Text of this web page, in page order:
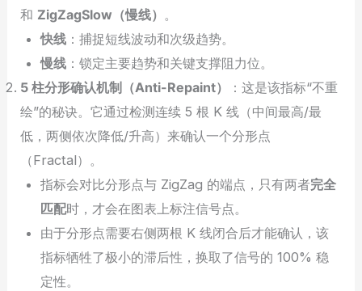
和 ZigZagSlow（慢线） 。
快线：捕捉短线波动和次级趋势。
慢线：锁定主要趋势和关键支撑阻力位。
5 柱分形确认机制（Anti-Repaint）
：这是该指标“不重
绘”的秘诀。它通过检测连续 5 根 K 线（中间最高/最
低，两侧依次降低/升高）来确认一个分形点
（Fractal）。
指标会对比分形点与 ZigZag 的端点，只有两者完全
匹配时，才会在图表上标注信号点。
由于分形点需要右侧两根 K 线闭合后才能确认，该
指标牺牲了极小的滞后性，换取了信号的 100% 稳
定性。